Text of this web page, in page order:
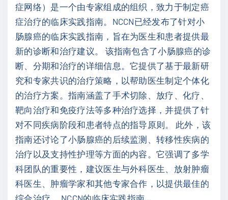
腺
癌
（
2
0
2
.
V
2
）
英
文
症网络）是一个由专家组成的组织，致力于制定癌
症治疗的临床实践指南。NCCN已经发布了针对小
肠腺癌的临床实践指南，旨在为医生和患者提供最
新的诊断和治疗建议。 该指南包含了小肠腺癌的诊
断、分期和治疗的详细信息。它提供了基于最新研
究和专家共识的治疗策略，以帮助医生制定个体化
的治疗方案。指南涵盖了手术切除、放疗、化疗、
靶向治疗和免疫疗法等多种治疗选择，并提供了针
对不同疾病阶段和患者特点的指导原则。 此外，该
指南还讨论了小肠腺癌的后续监测、转移性疾病的
治疗以及支持性护理等方面的内容。它强调了多学
科团队的重要性，建议医生与外科医生、放射肿瘤
科医生、肿瘤学家和其他专家合作，以提供最佳的